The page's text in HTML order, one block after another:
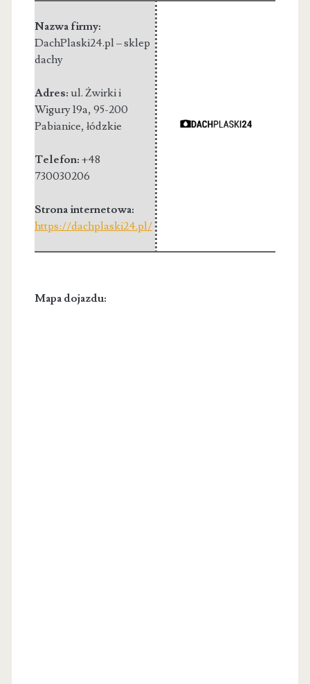
Nazwa firmy:
DachPlaski24.pl – sklep
dachy
Adres: ul. Żwirki i
Wigury 19a, 95-200
Pabianice, łódzkie
Telefon: +48
730030206
Strona internetowa:
https://dachplaski24.pl/
Mapa dojazdu: